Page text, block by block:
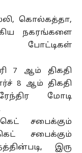
கொல்கத்தா,
நகரங்களை
7 ஆம் திகதி
8 ஆம் திகதி
மோடி
சபைக்கும்
சபைக்கும்
இரு